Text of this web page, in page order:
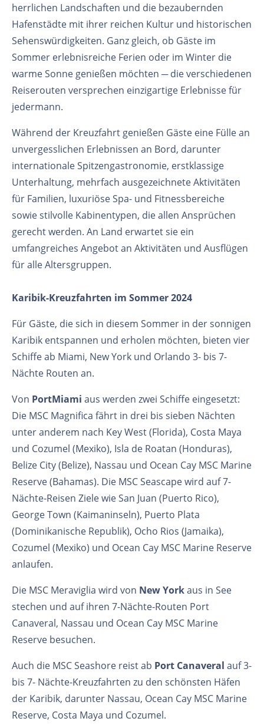
herrlichen Landschaften und die bezaubernden
Hafenstädte mit ihrer reichen Kultur und historischen
Sehenswürdigkeiten. Ganz gleich, ob Gäste im
Sommer erlebnisreiche Ferien oder im Winter die
warme Sonne genießen möchten ─ die verschiedenen
Reiserouten versprechen einzigartige Erlebnisse für
jedermann.
Während der Kreuzfahrt genießen Gäste eine Fülle an
unvergesslichen Erlebnissen an Bord, darunter
internationale Spitzengastronomie, erstklassige
Unterhaltung, mehrfach ausgezeichnete Aktivitäten
für Familien, luxuriöse Spa- und Fitnessbereiche
sowie stilvolle Kabinentypen, die allen Ansprüchen
gerecht werden. An Land erwartet sie ein
umfangreiches Angebot an Aktivitäten und Ausflügen
für alle Altersgruppen.
Karibik-Kreuzfahrten im Sommer 2024
Für Gäste, die sich in diesem Sommer in der sonnigen
Karibik entspannen und erholen möchten, bieten vier
Schiffe ab Miami, New York und Orlando 3- bis 7-
Nächte Routen an.
Von PortMiami aus werden zwei Schiffe eingesetzt:
Die MSC Magnifica fährt in drei bis sieben Nächten
unter anderem nach Key West (Florida), Costa Maya
und Cozumel (Mexiko), Isla de Roatan (Honduras),
Belize City (Belize), Nassau und Ocean Cay MSC Marine
Reserve (Bahamas). Die MSC Seascape wird auf 7-
Nächte-Reisen Ziele wie San Juan (Puerto Rico),
George Town (Kaimaninseln), Puerto Plata
(Dominikanische Republik), Ocho Rios (Jamaika),
Cozumel (Mexiko) und Ocean Cay MSC Marine Reserve
anlaufen.
Die MSC Meraviglia wird von New Yorkaus in See
stechen und auf ihren 7-Nächte-Routen Port
Canaveral, Nassau und Ocean Cay MSC Marine
Reserve besuchen.
Auch die MSC Seashore reist ab Port Canaveral auf 3-
bis 7- Nächte-Kreuzfahrten zu den schönsten Häfen
der Karibik, darunter Nassau, Ocean Cay MSC Marine
Reserve, Costa Maya und Cozumel.